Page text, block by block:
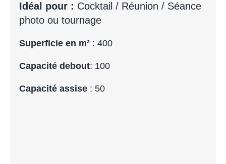
Idéal pour : Cocktail / Réunion / Séance
photo ou tournage
Superficie en m² : 400
Capacité debout: 100
Capacité assise : 50